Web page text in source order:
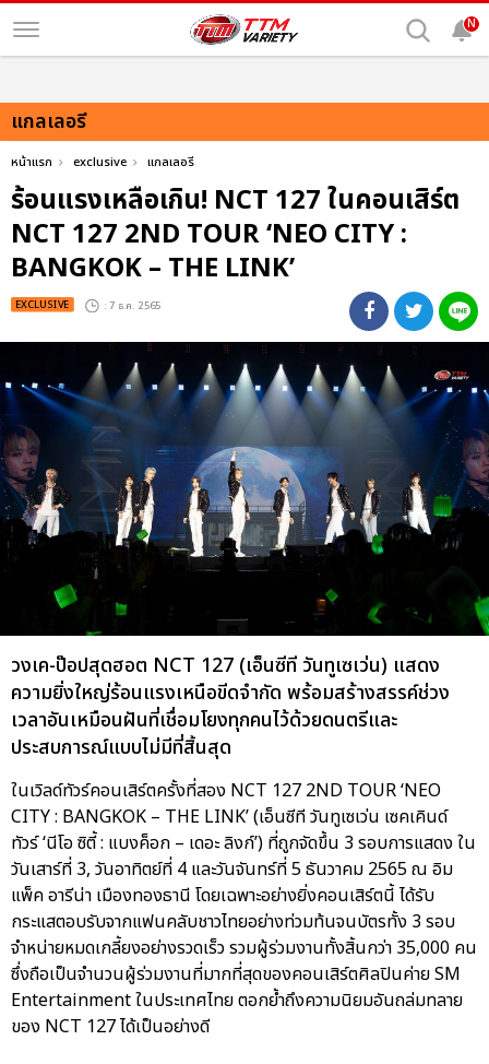
N
แกลเลอรี
หน้าแรก exclusive แกลเลอรี
ร้อนแรงเหลือเกิน! NCT 127 ในคอนเสิร์ต
NCT 127 2ND TOUR ‘NEO CITY :
BANGKOK – THE LINK’
EXCLUSIVE : 7 ธ.ค. 2565
วงเค-ป๊อปสุดฮอต NCT 127 (เอ็นซีที วันทูเซเว่น) แสดง
ความยิ่งใหญ่ร้อนแรงเหนือขีดจำกัด พร้อมสร้างสรรค์ช่วง
เวลาอันเหมือนฝันที่เชื่อมโยงทุกคนไว้ด้วยดนตรีและ
ประสบการณ์แบบไม่มีที่สิ้นสุด
ในเวิลด์ทัวร์คอนเสิร์ตครั้งที่สอง NCT 127 2ND TOUR ‘NEO
CITY : BANGKOK – THE LINK’ (เอ็นซีที วันทูเซเว่น เซคเคินด์
ทัวร์ ‘นีโอ ซิตี้ : แบงค็อก – เดอะ ลิงก์’) ที่ถูกจัดขึ้น 3 รอบการแสดง ใน
วันเสาร์ที่ 3, วันอาทิตย์ที่ 4 และวันจันทร์ที่ 5 ธันวาคม 2565 ณ อิม
แพ็ค อารีน่า เมืองทองธานี โดยเฉพาะอย่างยิ่งคอนเสิร์ตนี้ ได้รับ
กระแสตอบรับจากแฟนคลับชาวไทยอย่างท่วมท้นจนบัตรทั้ง 3 รอบ
จำหน่ายหมดเกลี้ยงอย่างรวดเร็ว รวมผู้ร่วมงานทั้งสิ้นกว่า 35,000 คน
ซึ่งถือเป็นจำนวนผู้ร่วมงานที่มากที่สุดของคอนเสิร์ตศิลปินค่าย SM
Entertainment ในประเทศไทย ตอกย้ำถึงความนิยมอันถล่มทลาย
ของ NCT 127 ได้เป็นอย่างดี